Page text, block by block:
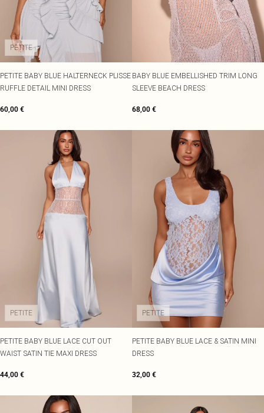
PETITE
PETITE BABY BLUE HALTERNECK PLISSE
RUFFLE DETAIL MINI DRESS
60,00 €
BABY BLUE EMBELLISHED TRIM LONG
SLEEVE BEACH DRESS
68,00 €
PETITE
PETITE BABY BLUE LACE CUT OUT
WAIST SATIN TIE MAXI DRESS
44,00 €
PETITE
PETITE BABY BLUE LACE & SATIN MINI
DRESS
32,00 €